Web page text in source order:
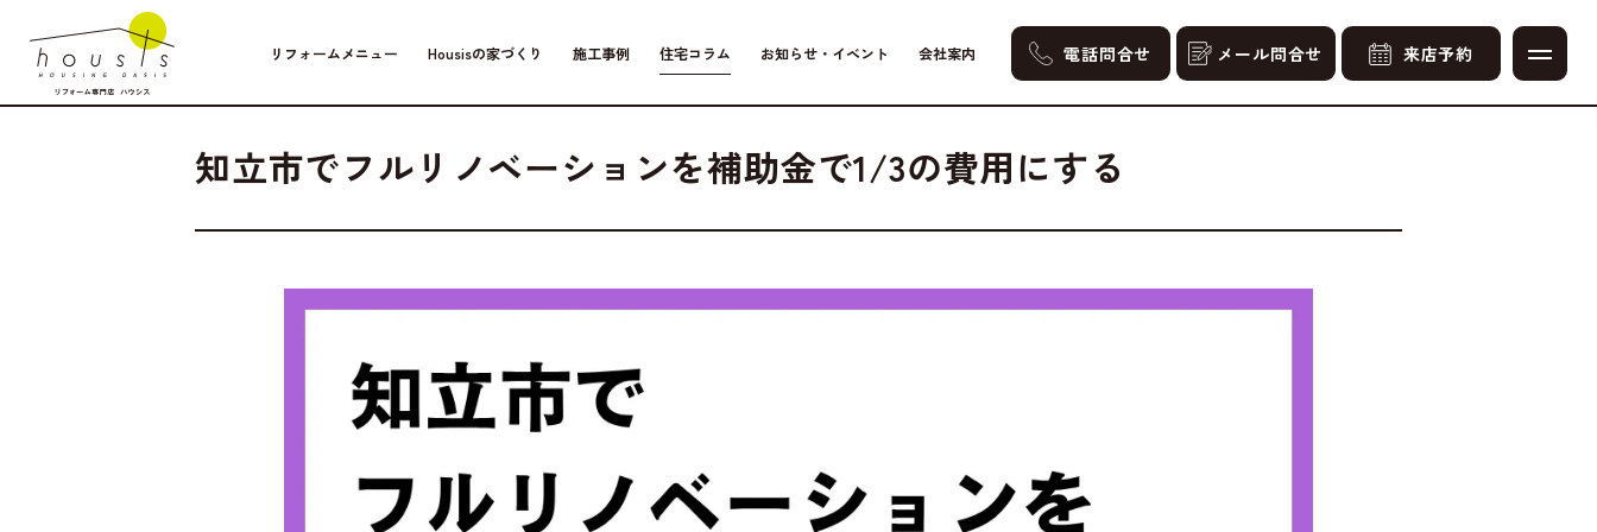
リフォームメニュー Housisの家づくり 施工事例 住宅コラム お知らせ・イベント 会社案内 電話問合せ メール問合せ 来店予約
費用・補助金
知立市でフルリノベーションを補助金で1/3の費用にする